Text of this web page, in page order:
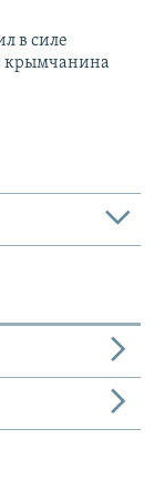
в силе
крымчанина